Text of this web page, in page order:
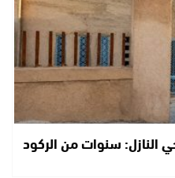
النازل: سنوات من الركود